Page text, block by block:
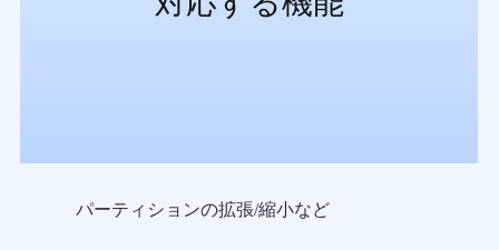
パーティションの拡張/縮小など